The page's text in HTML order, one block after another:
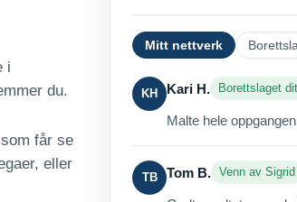
i
du.
får se
eller
Mitt nettverk
KH Kari H. Borettslaget
Malte hele
TB Tom B. Venn av Sigrid